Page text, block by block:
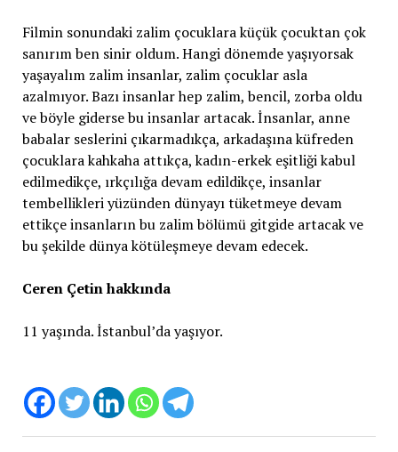
Filmin sonundaki zalim çocuklara küçük çocuktan çok
sanırım ben sinir oldum. Hangi dönemde yaşıyorsak
yaşayalım zalim insanlar, zalim çocuklar asla
azalmıyor. Bazı insanlar hep zalim, bencil, zorba oldu
ve böyle giderse bu insanlar artacak. İnsanlar, anne
babalar seslerini çıkarmadıkça, arkadaşına küfreden
çocuklara kahkaha attıkça, kadın-erkek eşitliği kabul
edilmedikçe, ırkçılığa devam edildikçe, insanlar
tembellikleri yüzünden dünyayı tüketmeye devam
ettikçe insanların bu zalim bölümü gitgide artacak ve
bu şekilde dünya kötüleşmeye devam edecek.
Ceren Çetin hakkında
11 yaşında. İstanbul’da yaşıyor.